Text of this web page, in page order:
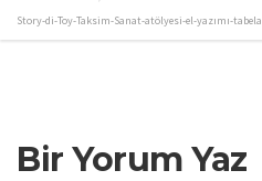
Story-di-Toy-Taksim-Sanat-atölyesi-el-yazımı-tabela
Bir Yorum Yaz